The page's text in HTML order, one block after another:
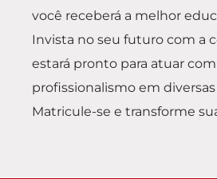
você receberá a melhor
Invista no seu futuro com a
estará pronto para atuar
profissionalismo em diversas
Matricule-se e transforme